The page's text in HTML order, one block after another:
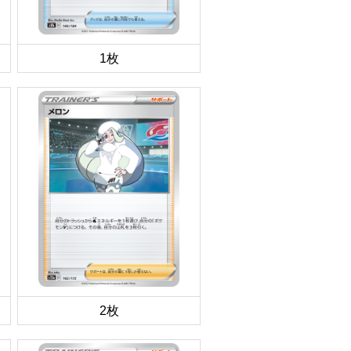
1枚
2枚